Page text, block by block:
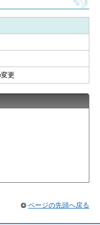
更
ページの先頭へ戻る